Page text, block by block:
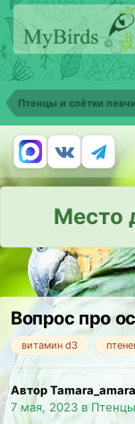
Птенцы и слётки
Место
Вопрос про
витамин d3
Автор
7 мая, 2023 в